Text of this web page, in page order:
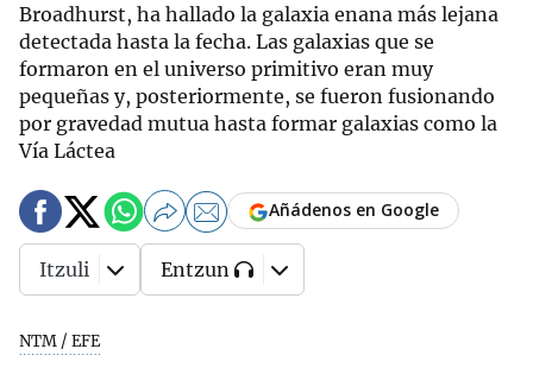
Broadhurst, ha hallado la galaxia enana más lejana
detectada hasta la fecha. Las galaxias que se
formaron en el universo primitivo eran muy
pequeñas y, posteriormente, se fueron fusionando
por gravedad mutua hasta formar galaxias como la
Vía Láctea
NTM / EFE
Añádenos en Google
Itzuli Entzun